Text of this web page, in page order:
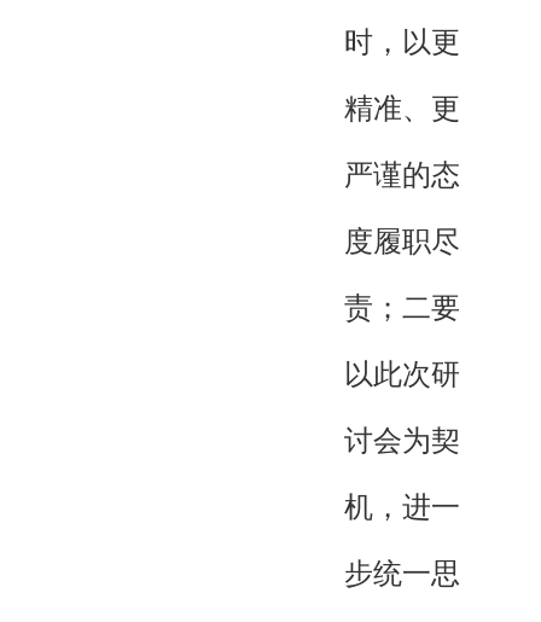
时，以更
精准、更
严谨的态
度履职尽
责；二要
以此次研
讨会为契
机，进一
步统一思